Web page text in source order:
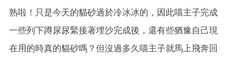
熟啦！只是今天的貓砂過於冷冰冰的，因此喵主子完成
一些列下蹲尿尿緊接著埋沙完成後，還有些猶豫自己現
在用的時真的貓砂嗎？但沒過多久喵主子就馬上飛奔回